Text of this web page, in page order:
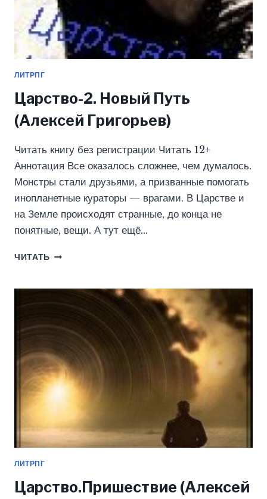
ЛИТРПГ
Царство-2. Новый Путь
(Алексей Григорьев)
Читать книгу без регистрации Читать 12+
Аннотация Все оказалось сложнее, чем думалось.
Монстры стали друзьями, а призванные помогать
инопланетные кураторы — врагами. В Царстве и
на Земле происходят странные, до конца не
понятные, вещи. А тут ещё…
ЧИТАТЬ ЦАРСТВО-2.
(АЛЕКСЕЙ
ЛИТРПГ
Царство.Пришествие (Алексей